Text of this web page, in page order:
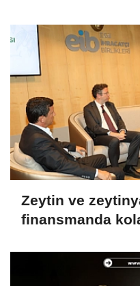
Zeytin ve
finansmanda